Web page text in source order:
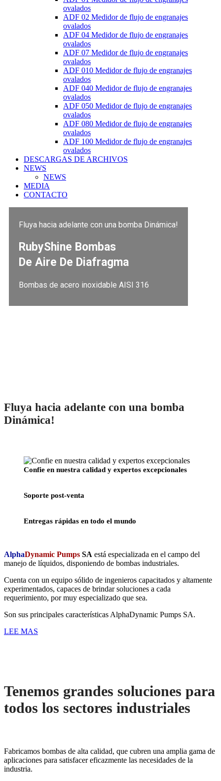
ovalados
ADF 02 Medidor de flujo de engranajes
ovalados
ADF 04 Medidor de flujo de engranajes
ovalados
ADF 07 Medidor de flujo de engranajes
ovalados
ADF 010 Medidor de flujo de engranajes
ovalados
ADF 040 Medidor de flujo de engranajes
ovalados
ADF 050 Medidor de flujo de engranajes
ovalados
ADF 080 Medidor de flujo de engranajes
ovalados
ADF 100 Medidor de flujo de engranajes
ovalados
DESCARGAS DE ARCHIVOS
NEWS
NEWS
MEDIA
CONTACTO
Fluya hacia adelante con una bomba Dinámica!
RubyShine Bombas
De Aire De Diafragma
Bombas de acero inoxidable AISI 316
Fluya hacia adelante con una bomba
Dinámica!
Confie en nuestra calidad y expertos excepcionales
Soporte post-venta
Entregas rápidas en todo el mundo
AlphaDynamic Pumps SA está especializada en el campo del
manejo de líquidos, disponiendo de bombas industriales.
Cuenta con un equipo sólido de ingenieros capacitados y altamente
experimentados, capaces de brindar soluciones a cada
requerimiento, por muy especializado que sea.
Son sus principales características AlphaDynamic Pumps SA.
LEE MAS
Tenemos grandes soluciones para
todos los sectores industriales
Fabricamos bombas de alta calidad, que cubren una amplia gama de
aplicaciones para satisfacer eficazmente las necesidades de la
industria.